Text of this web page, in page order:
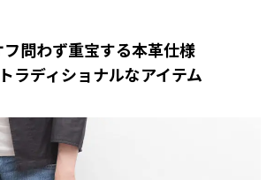
フ問わず重宝する本革仕様
ラディショナルなアイテム